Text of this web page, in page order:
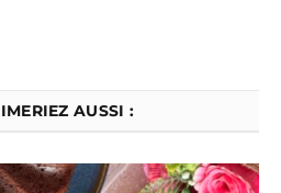
AUSSI :